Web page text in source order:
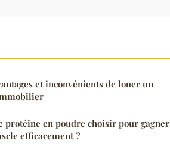
et inconvénients de louer un
protéine en poudre choisir pour gagner
efficacement ?